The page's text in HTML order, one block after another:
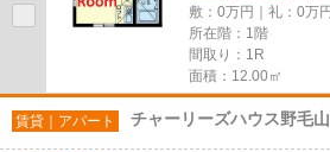
敷：0万円｜礼：0万円
所在階：1階
間取り：1R
面積：12.00㎡
賃貸｜アパート チャーリーズハウス野毛